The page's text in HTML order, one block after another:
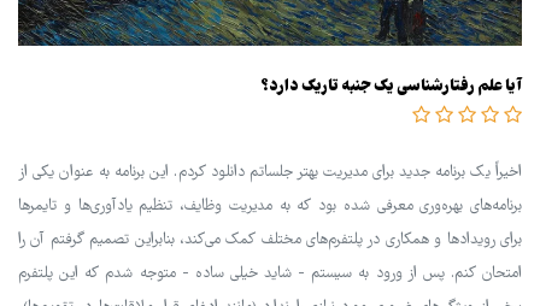
آیا علم رفتارشناسی یک جنبه تاریک دارد؟
اخیراً یک برنامه جدید برای مدیریت بهتر جلساتم دانلود کردم. این برنامه به عنوان یکی از
برنامه‌های بهره‌وری معرفی شده بود که به مدیریت وظایف، تنظیم یادآوری‌ها و تایمرها
برای رویدادها و همکاری در پلتفرم‌های مختلف کمک می‌کند، بنابراین تصمیم گرفتم آن را
امتحان کنم. پس از ورود به سیستم - شاید خیلی ساده - متوجه شدم که این پلتفرم